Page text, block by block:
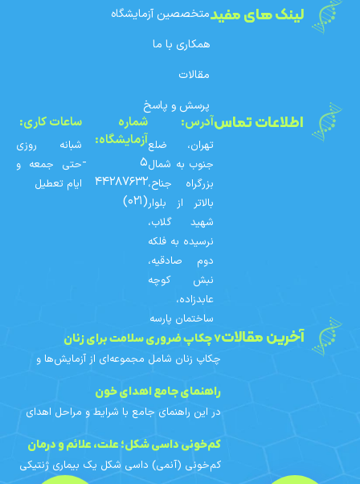
لینک های مفیدمتخصصین آزمایشگاه
همکاری با ما
مقالات
پرسش و پاسخ
اطلاعات تماسآدرس:
تهران، ضلع
جنوب به شمال
بزرگراه جناح،
بالاتر از بلوار
شهید گلاب،
نرسیده به فلکه
دوم صادقیه،
نبش کوچه
عابدزاده،
ساختمان پارسه
شماره‌
آزمایشگاه:
۵ -
۴۴۲۸۷۶۳۲
(۰۲۱)
ساعات کاری:
شبانه روزی
حتی جمعه و
ایام تعطیل
آخرین مقالات۷ چکاپ ضروری سلامت برای زنان
چکاپ زنان شامل مجموعه‌ای از آزمایش‌ها و
سابقه خانوادگی و عوامل خطر هر فرد
برنامه‌ریزی می‌شوند. در
راهنمای جامع اهدای خون
در این راهنمای جامع با شرایط و مراحل اهدای
خون بانوان، آزمایش‌های خون اهدایی، فواید و
مراقبت‌های قبل و
کم‌خونی داسی‌ شکل؛ علت، علائم و درمان
کم‌خونی (آنمی) داسی‌ شکل یک بیماری ژنتیکی